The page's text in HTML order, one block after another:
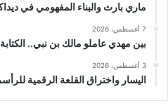
ماري بارث والبناء المفهومي في
7 أغسطس، 2026
بين مهدي عاملو مالك بن نبي..
3 أغسطس، 2026
اليسار واختراق القلعة الرقمية